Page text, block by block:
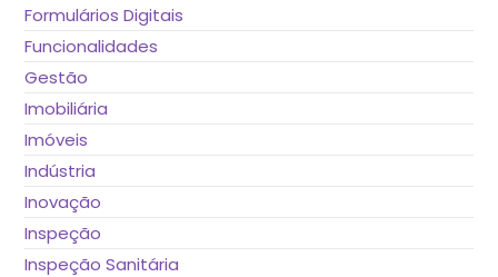
Formulários Digitais
Funcionalidades
Gestão
Imobiliária
Imóveis
Indústria
Inovação
Inspeção
Inspeção Sanitária